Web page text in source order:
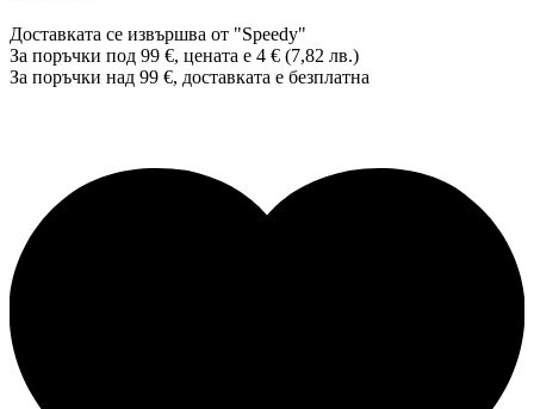
Доставката се извършва от "Speedy"
За поръчки под 99 €, цената е 4 € (7,82 лв.)
За поръчки над 99 €, доставката е безплатна